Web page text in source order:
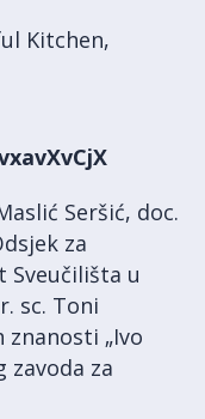
Kitchen,
Seršić, doc.
za
u
sc. Toni
„Ivo
zavoda za